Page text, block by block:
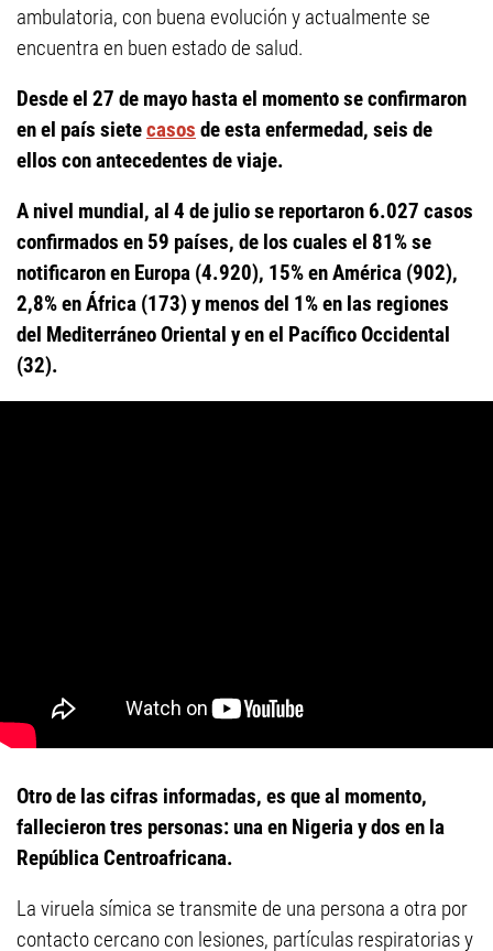
ambulatoria, con buena evolución y actualmente se
encuentra en buen estado de salud.
Desde el 27 de mayo hasta el momento se confirmaron
en el país sietecasos de esta enfermedad, seis de
ellos con antecedentes de viaje.
A nivel mundial, al 4 de julio se reportaron 6.027 casos
confirmados en 59 países, de los cuales el 81% se
notificaron en Europa (4.920), 15% en América (902),
2,8% en África (173) y menos del 1% en las regiones
del Mediterráneo Oriental y en el Pacífico Occidental
(32).
Otro de las cifras informadas, es que al momento,
fallecieron tres personas: una en Nigeria y dos en la
República Centroafricana.
La viruela símica se transmite de una persona a otra por
contacto cercano con lesiones, partículas respiratorias y